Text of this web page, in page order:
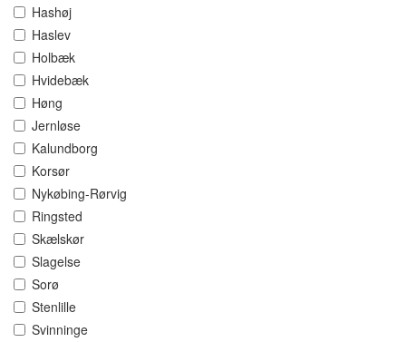
Hashøj
Haslev
Holbæk
Hvidebæk
Høng
Jernløse
Kalundborg
Korsør
Nykøbing-Rørvig
Ringsted
Skælskør
Slagelse
Sorø
Stenlille
Svinninge